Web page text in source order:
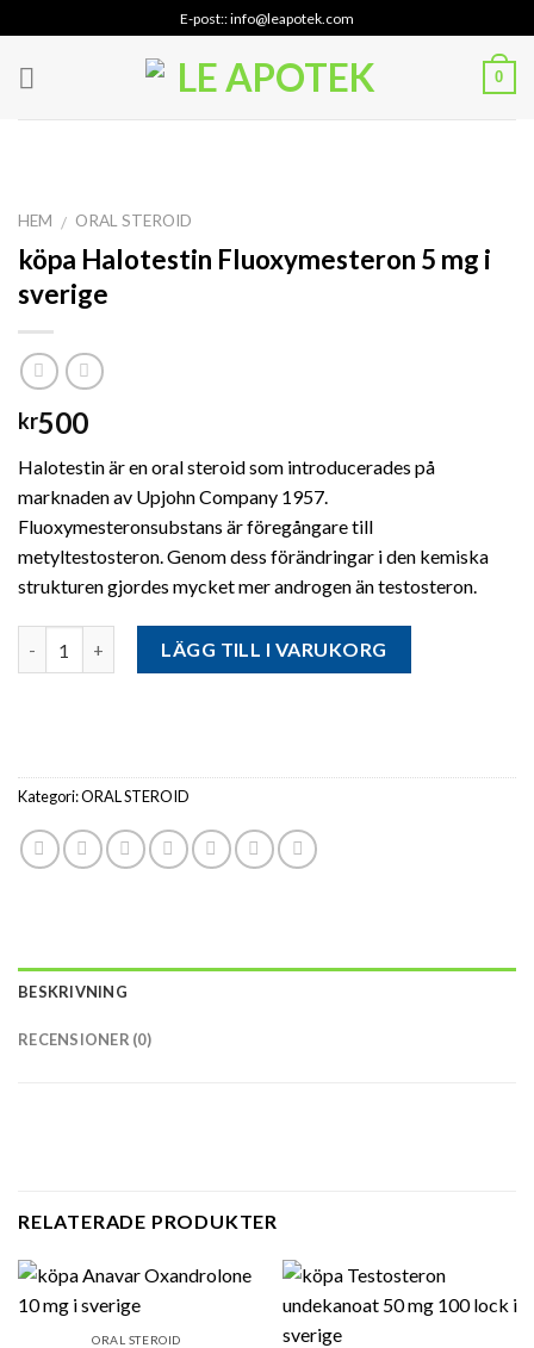
to
content
E-post:: info@leapotek.com
0
HEM / ORAL STEROID
köpa Halotestin Fluoxymesteron 5 mg i
sverige
kr500
Halotestin är en oral steroid som introducerades på
marknaden av Upjohn Company 1957.
Fluoxymesteronsubstans är föregångare till
metyltestosteron. Genom dess förändringar i den kemiska
strukturen gjordes mycket mer androgen än testosteron.
LÄGG TILL I VARUKORG
Kategori:ORAL STEROID
BESKRIVNING
RECENSIONER (0)
RELATERADE PRODUKTER
ORAL STEROID